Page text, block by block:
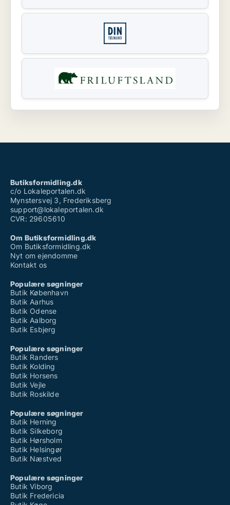
Butiksformidling.dk
c/o Lokaleportalen.dk
Mynstersvej 3, Frederiksberg
support@lokaleportalen.dk
CVR: 29605610
Om Butiksformidling.dk
Om Butiksformidling.dk
Nyt om ejendomme
Kontakt os
Populære søgninger
Butik København
Butik Aarhus
Butik Odense
Butik Aalborg
Butik Esbjerg
Populære søgninger
Butik Randers
Butik Kolding
Butik Horsens
Butik Vejle
Butik Roskilde
Populære søgninger
Butik Herning
Butik Silkeborg
Butik Hørsholm
Butik Helsingør
Butik Næstved
Populære søgninger
Butik Viborg
Butik Fredericia